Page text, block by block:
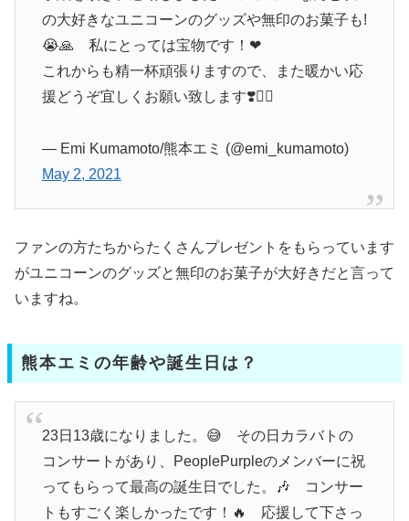
の大好きなユニコーンのグッズや無印のお菓子も!
😭🙏 私にとっては宝物です！❤
これからも精一杯頑張りますので️、また暖かい応
援どうぞ宜しくお願い致します❣️🙇‍♀️
— Emi Kumamoto/熊本エミ (@emi_kumamoto)
May 2, 2021
ファンの方たちからたくさんプレゼントをもらっています
がユニコーンのグッズと無印のお菓子が大好きだと言って
いますね。
熊本エミの年齢や誕生日は？
23日13歳になりました。😅 その日カラバトの
コンサートがあり、PeoplePurpleのメンバーに祝
ってもらって最高の誕生日でした。🎶 コンサー
トもすごく楽しかったです！🔥 応援して下さっ